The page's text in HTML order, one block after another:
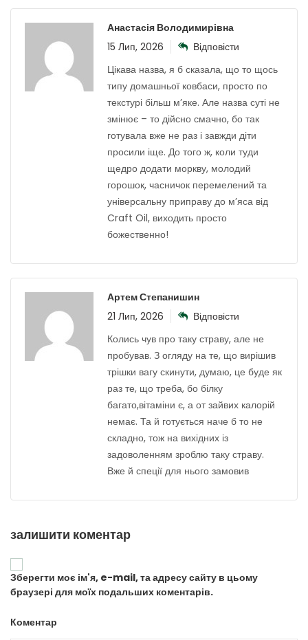
Анастасія Володимирівна
15 Лип, 2026
Відповісти
Цікава назва, я б сказала, що то щось
типу домашньої ковбаси, просто по
текстурі більш м’яке. Але назва суті не
змінює – то дійсно смачно, бо так
готувала вже не раз і завжди діти
просили іще. До того ж, коли туди
щедро додати моркву, молодий
горошок, часничок перемелений та
універсальну приправу до м’яса від
Craft Oil, виходить просто
божественно!
Артем Степанишин
21 Лип, 2026
Відповісти
Колись чув про таку страву, але не
пробував. З огляду на те, що вирішив
трішки вагу скинути, думаю, це буде як
раз те, що треба, бо білку
багато,вітаміни є, а от зайвих калорій
немає. Та й готується наче б то не
складно, тож на вихідних із
задоволенням зроблю таку страву.
Вже й спеції для нього замовив
залишити коментар
Зберегти моє ім'я, e-mail, та адресу сайту в цьому
браузері для моїх подальших коментарів.
Коментар